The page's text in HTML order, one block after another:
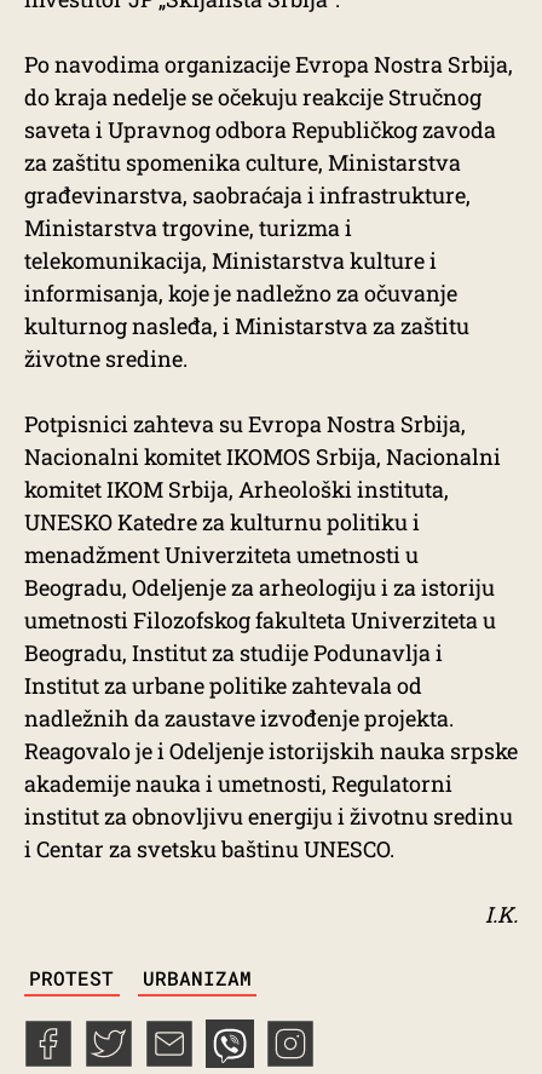
Po navodima organizacije Evropa Nostra Srbija,
do kraja nedelje se očekuju reakcije Stručnog
saveta i Upravnog odbora Republičkog zavoda
za zaštitu spomenika culture, Ministarstva
građevinarstva, saobraćaja i infrastrukture,
Ministarstva trgovine, turizma i
telekomunikacija, Ministarstva kulture i
informisanja, koje je nadležno za očuvanje
kulturnog nasleđa, i Ministarstva za zaštitu
životne sredine.
Potpisnici zahteva su Evropa Nostra Srbija,
Nacionalni komitet IKOMOS Srbija, Nacionalni
komitet IKOM Srbija, Arheološki instituta,
UNESKO Katedre za kulturnu politiku i
menadžment Univerziteta umetnosti u
Beogradu, Odeljenje za arheologiju i za istoriju
umetnosti Filozofskog fakulteta Univerziteta u
Beogradu, Institut za studije Podunavlja i
Institut za urbane politike zahtevala od
nadležnih da zaustave izvođenje projekta.
Reagovalo je i Odeljenje istorijskih nauka srpske
akademije nauka i umetnosti, Regulatorni
institut za obnovljivu energiju i životnu sredinu
i Centar za svetsku baštinu UNESCO.
I.K.
PROTEST URBANIZAM